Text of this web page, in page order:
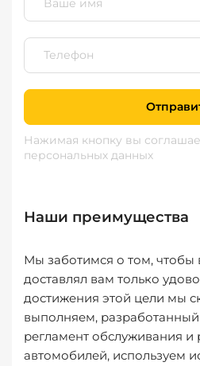
Нажимая кнопку вы
персональных данных
Наши преимущества
Мы заботимся о том, чтобы
доставлял вам только
достижения этой цели мы
выполняем,
регламент обслуживания и
автомобилей, используем